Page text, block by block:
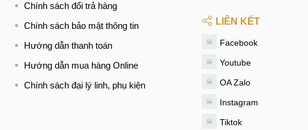
Chính sách đổi trả hàng
Chính sách bảo mật thông tin
Hướng dẫn thanh toán
Hướng dẫn mua hàng Online
Chính sách đại lý linh, phụ kiện
LIÊN KẾT
Facebook
Youtube
OA Zalo
Instagram
Tiktok